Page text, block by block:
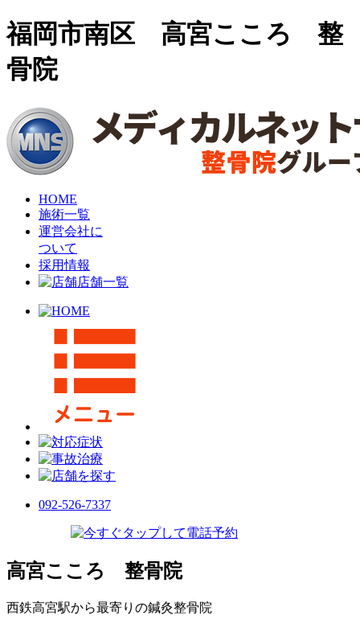
福岡市南区 高宮こころ 整
骨院
HOME
施術一覧
運営会社に
ついて
採用情報
店舗一覧
092-526-7337
高宮こころ 整骨院
西鉄高宮駅から最寄りの鍼灸整骨院